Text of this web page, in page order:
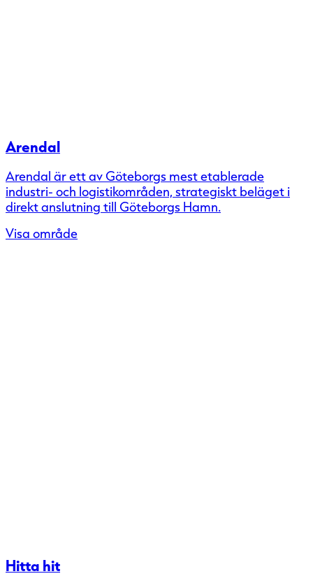
Arendal
Arendal är ett av Göteborgs mest etablerade
industri- och logistikområden, strategiskt beläget i
direkt anslutning till Göteborgs Hamn.
Visa område
Hitta hit